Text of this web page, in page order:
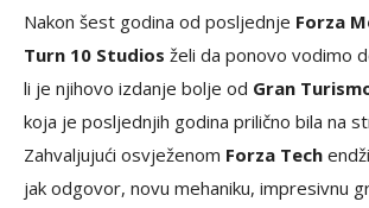
Nakon šest godina od posljednje Forza
Turn 10 Studios želi da ponovo vodimo
li je njihovo izdanje bolje od Gran
koja je posljednjih godina prilično bila na
Zahvaljujući osvježenom Forza Tech
jak odgovor, novu mehaniku, impresivnu